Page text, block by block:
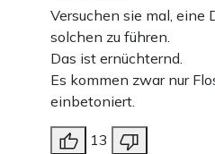
Versuchen sie mal, eine
solchen zu führen.
Das ist ernüchternd.
Es kommen zwar nur
einbetoniert.
13